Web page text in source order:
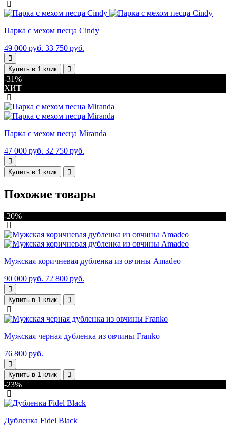
Парка с мехом песца Cindy
49 000 руб. 33 750 руб.
Купить в 1 клик
-31%
ХИТ
Парка с мехом песца Miranda
47 000 руб. 32 750 руб.
Купить в 1 клик
Похожие товары
-20%
Мужская коричневая дубленка из овчины Amadeo
90 000 руб. 72 800 руб.
Купить в 1 клик
Мужская черная дубленка из овчины Franko
76 800 руб.
Купить в 1 клик
-23%
Дубленка Fidel Black